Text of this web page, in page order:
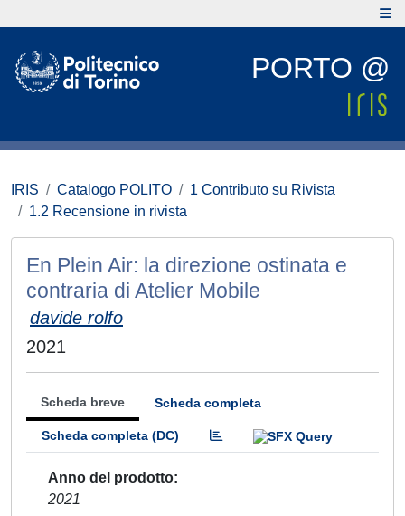
PORTO @
IRIS Catalogo POLITO
1 Contributo su Rivista
1.2 Recensione in rivista
En Plein Air: la direzione ostinata e
contraria di Atelier Mobile
davide rolfo
2021
Scheda breve Scheda completa
Scheda completa (DC)
Anno del prodotto
2021